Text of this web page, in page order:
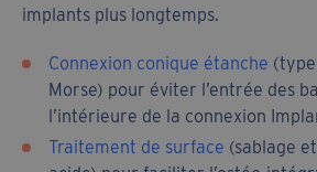
implants plus longtemps.
Connexion conique étanche
Morse) pour éviter l’entrée des
l’intérieure de la connexion
Traitement de surface (sablage